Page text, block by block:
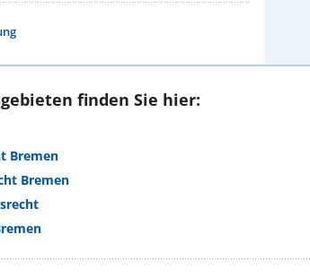
finden Sie hier:
Bremen
Bremen